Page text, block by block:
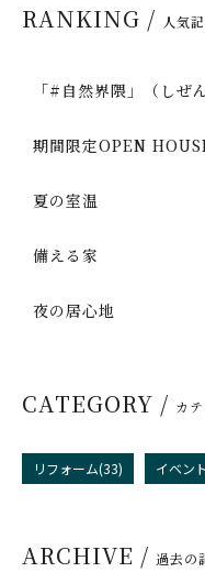
RANKING / 人気
「#自然界隈」（しぜ
期間限定OPEN
夏の室温
備える家
夜の居心地
CATEGORY / カ
リフォーム(33) イベン
ARCHIVE / 過去の